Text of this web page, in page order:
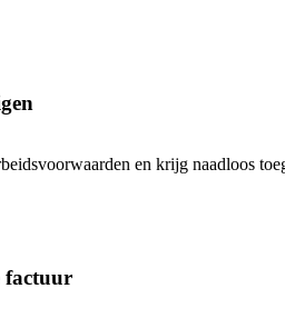
en krijg naadloos
factuur